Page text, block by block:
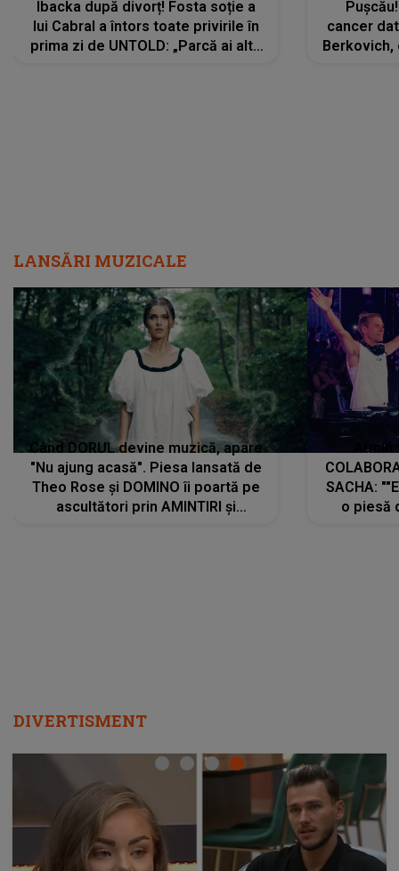
Ibacka după divorț! Fosta soție a
lui Cabral a întors toate privirile în
prima zi de UNTOLD: „Parcă ai altă
cancer
LANSĂRI MUZICALE
Când DORUL devine muzică, apare
"Nu ajung acasă". Piesa lansată de
Theo Rose și DOMINO îi poartă pe
ascultători prin AMINTIRI și
SACHA:
o piesă
DIVERTISMENT